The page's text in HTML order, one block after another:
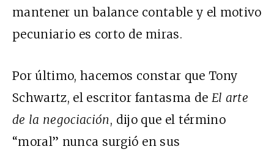
mantener un balance contable y el motivo
pecuniario es corto de miras.
Por último, hacemos constar que Tony
Schwartz, el escritor fantasma de El arte
de la negociación, dijo que el término
“moral” nunca surgió en sus